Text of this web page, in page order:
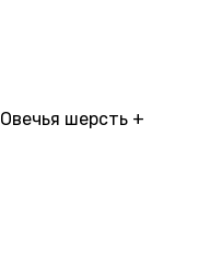
Овечья шерсть +